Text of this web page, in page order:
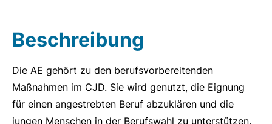
Beschreibung
Die AE gehört zu den berufsvorbereitenden
Maßnahmen im CJD. Sie wird genutzt, die Eignung
für einen angestrebten Beruf abzuklären und die
jungen Menschen in der Berufswahl zu unterstützen.